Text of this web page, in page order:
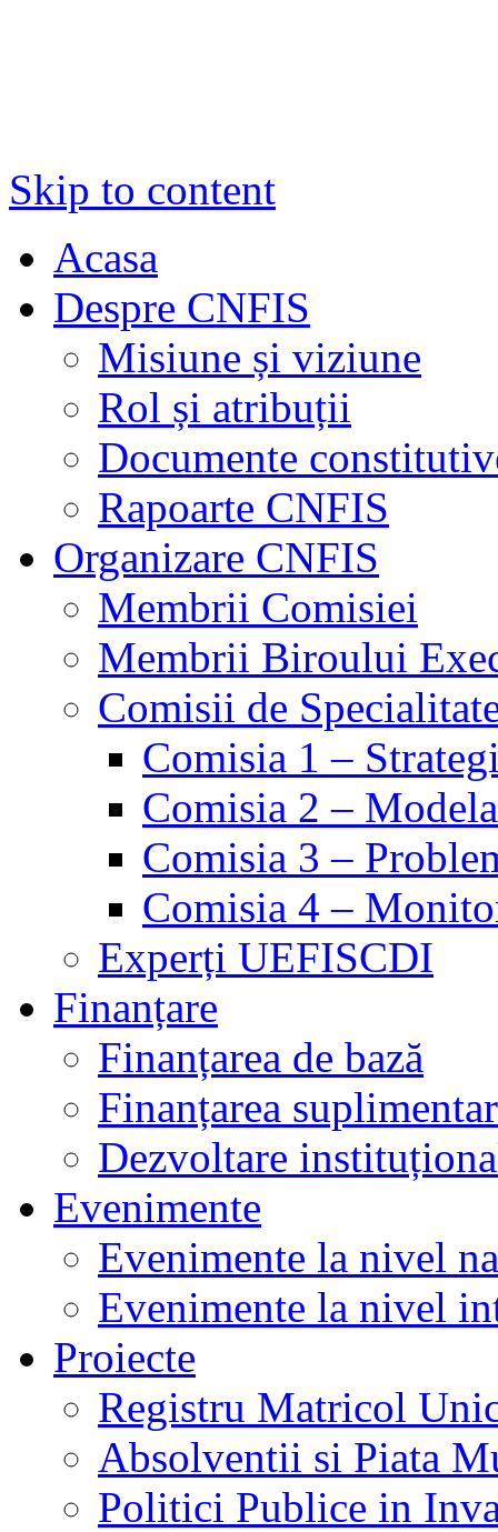
Skip to content
Acasa
Despre CNFIS
Misiune și viziune
Rol și atribuții
Documente
Rapoarte CNFIS
Organizare CNFIS
Membrii Comisiei
Membrii Biroului
Comisii de
Comisia 1 –
Comisia 2 –
Comisia 3 –
Comisia 4 –
Experți UEFISCDI
Finanțare
Finanțarea de bază
Finanțarea
Dezvoltare
Evenimente
Evenimente la nivel
Evenimente la nivel
Proiecte
Registru Matricol
Absolventii si Piata
Politici Publice in